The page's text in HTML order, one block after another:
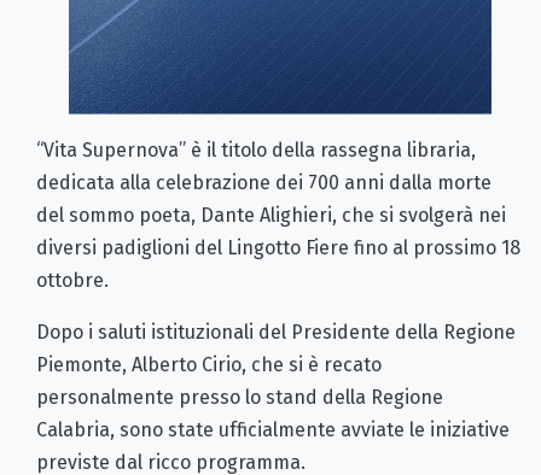
“Vita Supernova” è il titolo della rassegna libraria,
dedicata alla celebrazione dei 700 anni dalla morte
del sommo poeta, Dante Alighieri, che si svolgerà nei
diversi padiglioni del Lingotto Fiere fino al prossimo 18
ottobre.
Dopo i saluti istituzionali del Presidente della Regione
Piemonte, Alberto Cirio, che si è recato
personalmente presso lo stand della Regione
Calabria, sono state ufficialmente avviate le iniziative
previste dal ricco programma.